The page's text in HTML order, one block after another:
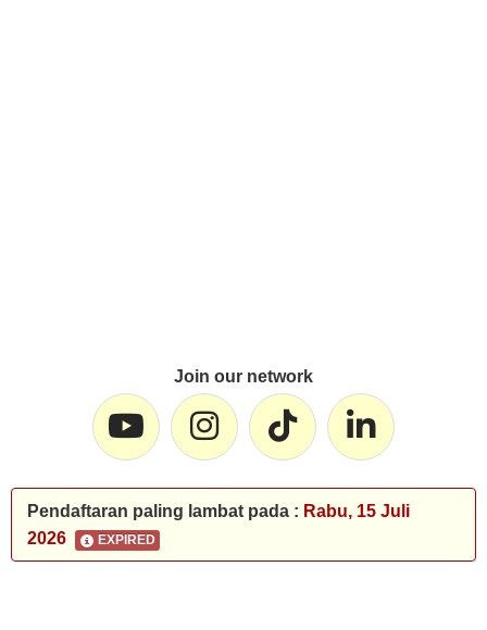
Join our network
Pendaftaran paling lambat pada : Rabu, 15 Juli
2026
EXPIRED